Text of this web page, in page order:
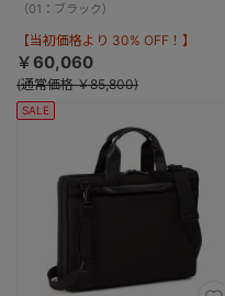
（01：ブラック）
【当初価格より 30% OFF！】
￥60,060
(通常価格 ￥85,800)
SALE